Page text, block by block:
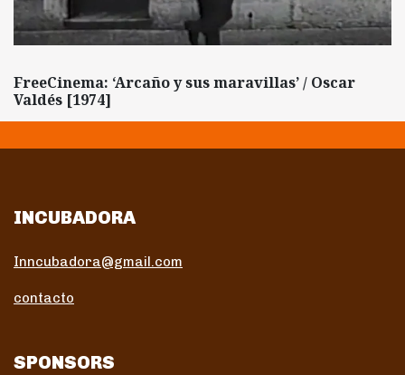
FreeCinema: ‘Arcaño y sus maravillas’ / Oscar
Valdés [1974]
INCUBADORA
Inncubadora@gmail.com
contacto
SPONSORS